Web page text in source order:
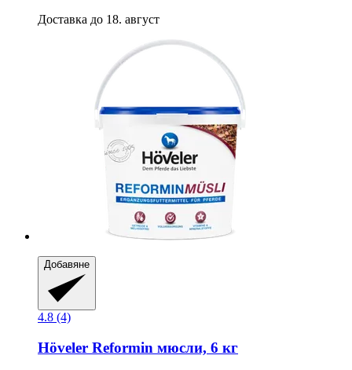
Доставка до 18. август
Добавяне
4.8 (4)
Höveler Reformin мюсли, 6 кг